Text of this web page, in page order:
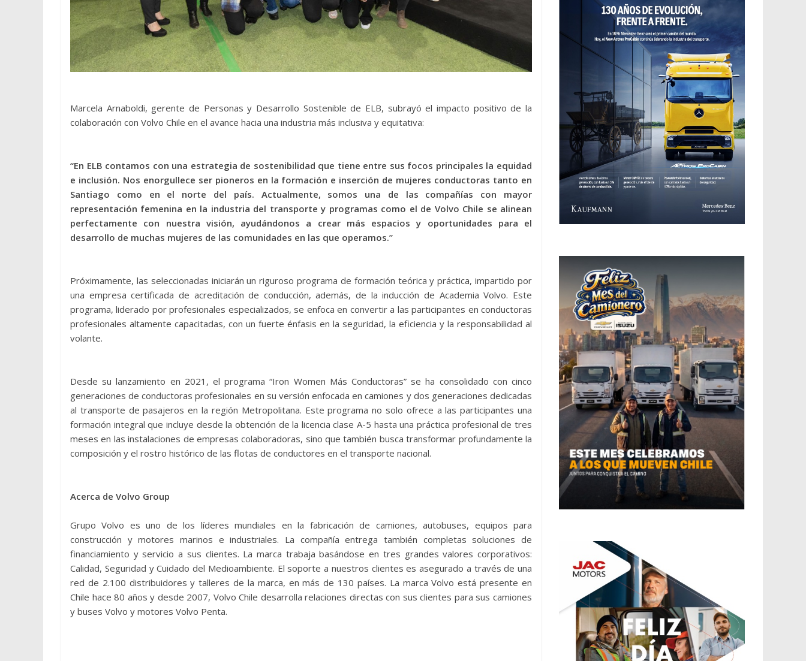
Marcela Arnaboldi, gerente de Personas y Desarrollo Sostenible de ELB, subrayó el impacto positivo de la
colaboración con Volvo Chile en el avance hacia una industria más inclusiva y equitativa:
“En ELB contamos con una estrategia de sostenibilidad que tiene entre sus focos principales la equidad
e inclusión. Nos enorgullece ser pioneros en la formación e inserción de mujeres conductoras tanto en
Santiago como en el norte del país. Actualmente, somos una de las compañías con mayor
representación femenina en la industria del transporte y programas como el de Volvo Chile se alinean
perfectamente con nuestra visión, ayudándonos a crear más espacios y oportunidades para el
desarrollo de muchas mujeres de las comunidades en las que operamos.”
Próximamente, las seleccionadas iniciarán un riguroso programa de formación teórica y práctica, impartido por
una empresa certificada de acreditación de conducción, además, de la inducción de Academia Volvo. Este
programa, liderado por profesionales especializados, se enfoca en convertir a las participantes en conductoras
profesionales altamente capacitadas, con un fuerte énfasis en la seguridad, la eficiencia y la responsabilidad al
volante.
Desde su lanzamiento en 2021, el programa “Iron Women Más Conductoras” se ha consolidado con cinco
generaciones de conductoras profesionales en su versión enfocada en camiones y dos generaciones dedicadas
al transporte de pasajeros en la región Metropolitana. Este programa no solo ofrece a las participantes una
formación integral que incluye desde la obtención de la licencia clase A-5 hasta una práctica profesional de tres
meses en las instalaciones de empresas colaboradoras, sino que también busca transformar profundamente la
composición y el rostro histórico de las flotas de conductores en el transporte nacional.
Acerca de Volvo Group
Grupo Volvo es uno de los líderes mundiales en la fabricación de camiones, autobuses, equipos para
construcción y motores marinos e industriales. La compañía entrega también completas soluciones de
financiamiento y servicio a sus clientes. La marca trabaja basándose en tres grandes valores corporativos:
Calidad, Seguridad y Cuidado del Medioambiente. El soporte a nuestros clientes es asegurado a través de una
red de 2.100 distribuidores y talleres de la marca, en más de 130 países. La marca Volvo está presente en
Chile hace 80 años y desde 2007, Volvo Chile desarrolla relaciones directas con sus clientes para sus camiones
y buses Volvo y motores Volvo Penta.